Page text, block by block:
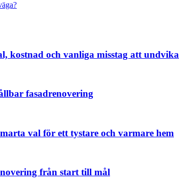
kostnad och vanliga misstag att undvika
fasadrenovering
val för ett tystare och varmare hem
från start till mål